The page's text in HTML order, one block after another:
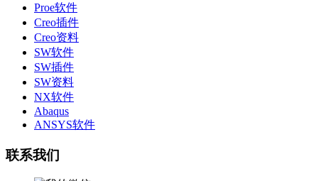
Proe软件
Creo插件
Creo资料
SW软件
SW插件
SW资料
NX软件
Abaqus
ANSYS软件
联系我们